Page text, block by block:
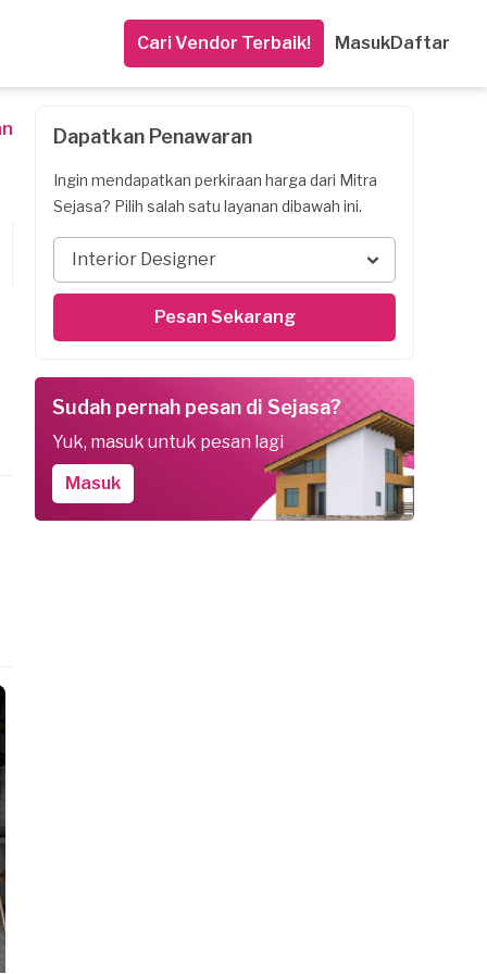
Cari Vendor Terbaik! MasukDaftar
Dapatkan Penawaran
Ingin mendapatkan perkiraan harga dari Mitra
Sejasa? Pilih salah satu layanan dibawah ini.
Interior Designer
Pesan Sekarang
Sudah pernah pesan di Sejasa?
Yuk, masuk untuk pesan lagi
Masuk